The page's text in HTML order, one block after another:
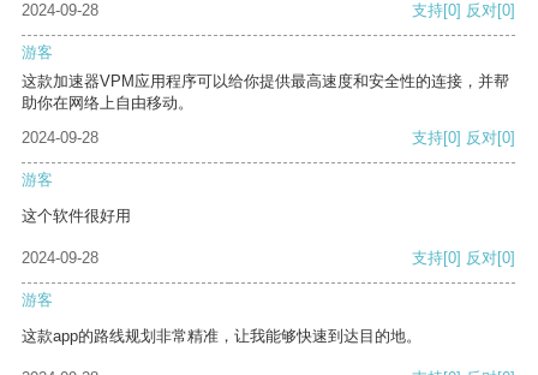
2024-09-28 支持[0] 反对[0]
游客
这款加速器VPM应用程序可以给你提供最高速度和安全性的连接，并帮
助你在网络上自由移动。
2024-09-28
支持[0] 反对[0]
游客
这个软件很好用
2024-09-28 支持[0] 反对[0]
游客
这款app的路线规划非常精准，让我能够快速到达目的地。